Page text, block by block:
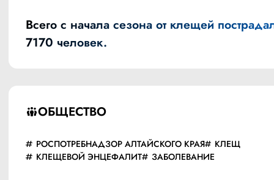
ОБЩЕСТВО
РОСПОТРЕБНАДЗОР АЛТАЙСКОГО КРАЯ
КЛЕЩ
КЛЕЩЕВОЙ ЭНЦЕФАЛИТ
ЗАБОЛЕВАНИЕ
Всего с начала сезона от клещей
7170 человек.